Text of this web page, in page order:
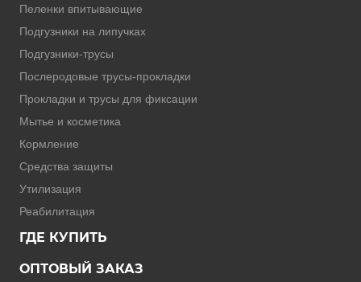
Пеленки впитывающие
Подгузники на липучках
Подгузники-трусы
Послеродовые трусы-прокладки
Прокладки и трусы для фиксации
Мытье и косметика
Кормление
Средства защиты
Утилизация
Реабилитация
ГДЕ КУПИТЬ
ОПТОВЫЙ ЗАКАЗ